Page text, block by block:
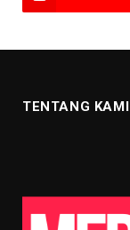
TENTANG KAMI